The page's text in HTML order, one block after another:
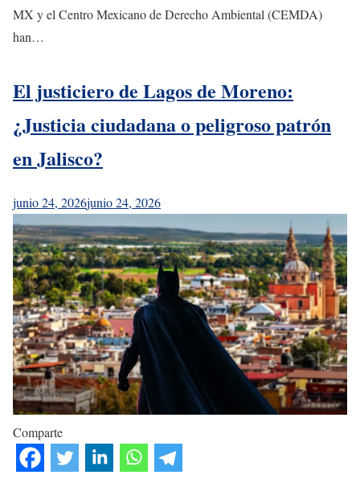
MX y el Centro Mexicano de Derecho Ambiental (CEMDA)
han…
El justiciero de Lagos de Moreno:
¿Justicia ciudadana o peligroso patrón
en Jalisco?
junio 24, 2026junio 24, 2026
Comparte